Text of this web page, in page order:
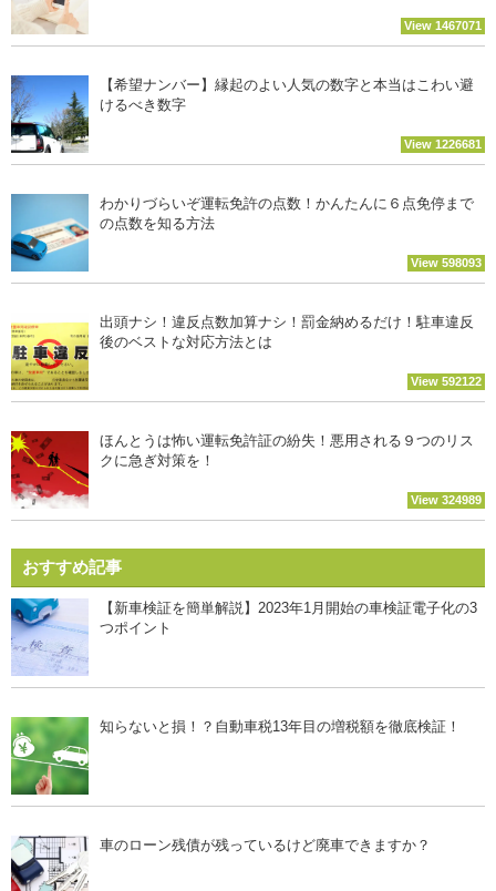
View 1467071
【希望ナンバー】縁起のよい人気の数字と本当はこわい避
けるべき数字
View 1226681
わかりづらいぞ運転免許の点数！かんたんに６点免停まで
の点数を知る方法
View 598093
出頭ナシ！違反点数加算ナシ！罰金納めるだけ！駐車違反
後のベストな対応方法とは
View 592122
ほんとうは怖い運転免許証の紛失！悪用される９つのリス
クに急ぎ対策を！
View 324989
おすすめ記事
【新車検証を簡単解説】2023年1月開始の車検証電子化の3
つポイント
知らないと損！？自動車税13年目の増税額を徹底検証！
車のローン残債が残っているけど廃車できますか？